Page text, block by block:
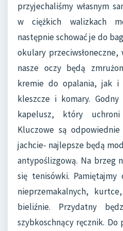
przyjechaliśmy własnym
w ciężkich walizkach
następnie schować je do
okulary
nasze oczy będą
kremie do opalania, jak i
kleszcze i komary.
kapelusz, który
Kluczowe są
jachcie- najlepsze będą
antypoślizgową. Na brzeg
się tenisówki. Pamiętajmy
nieprzemakalnych,
bieliźnie. Przydatny
szybkoschnący ręcznik. Do